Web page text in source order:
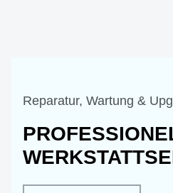
Reparatur, Wartung &